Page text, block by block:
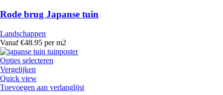
Rode brug Japanse tuin
Landschappen
Vanaf €48.95 per m2
Opties selecteren
Vergelijken
Quick view
Toevoegen aan verlanglijst